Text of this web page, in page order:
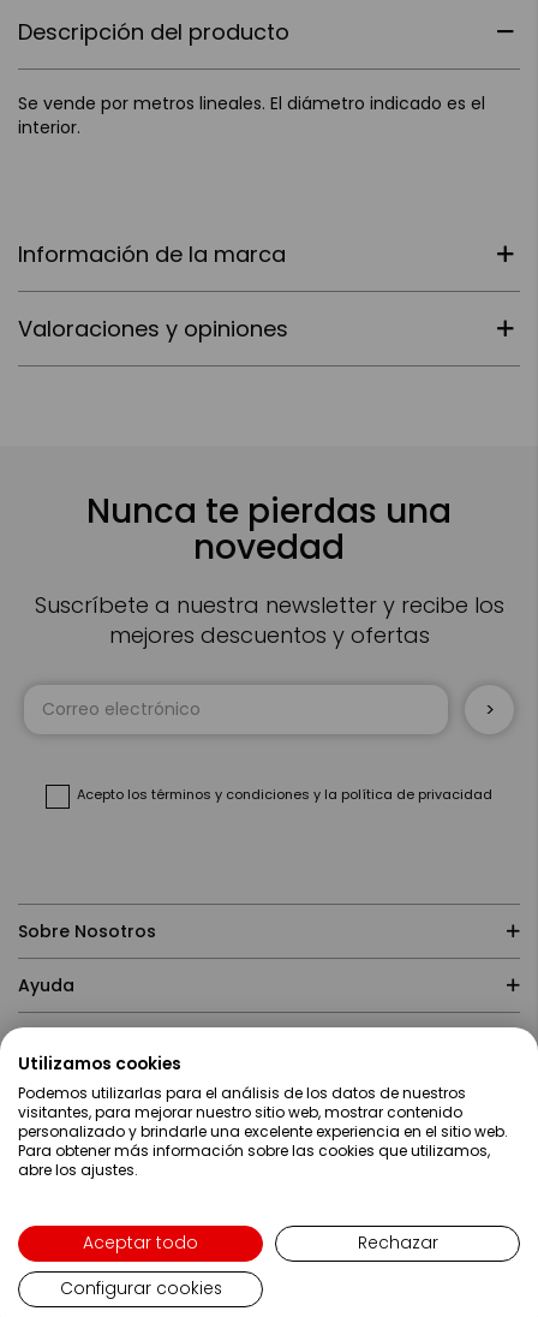
Descripción del producto
Se vende por metros lineales. El diámetro indicado es el
interior.
Información de la marca
Valoraciones y opiniones
Nunca te pierdas una
novedad
Suscríbete a nuestra newsletter y recibe los
mejores descuentos y ofertas
Inscríbase
Acepto los términos y condiciones y la política de privacidad
Sobre Nosotros
Ayuda
Contacto
Copyright ©2019 Servei Estació S.A - Web desarrollada por
Lenguaje
Español
Utilizamos cookies
Podemos utilizarlas para el análisis de los datos de nuestros
visitantes, para mejorar nuestro sitio web, mostrar contenido
personalizado y brindarle una excelente experiencia en el sitio web.
Para obtener más información sobre las cookies que utilizamos,
abre los ajustes.
Aceptar todo
Rechazar
Configurar cookies